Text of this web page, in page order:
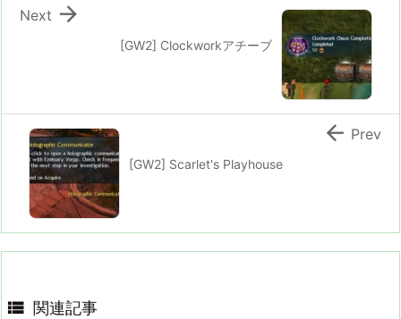
[GW2] Clockworkアチーブ

Next
[GW2] Scarlet's Playhouse
 Prev
 関連記事